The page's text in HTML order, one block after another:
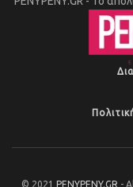
© 2021 PENYPENY.GR -